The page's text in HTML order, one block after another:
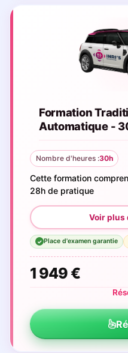
Formation
Automatique -
Nombre d'heures :30h
Cette formation
28h de pratique
✓ Place d'examen garantie
1 949 €